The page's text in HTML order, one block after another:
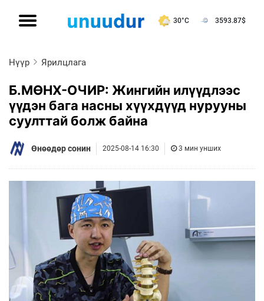
30°C 3593.87$
Нүүр Ярилцлага
Б.МӨНХ-ОЧИР: Жингийн илүүдлээс
үүдэн бага насны хүүхдүүд нурууны
суулттай болж байна
Өнөөдөр сонин 2025-08-14 16:30 3 мин унших